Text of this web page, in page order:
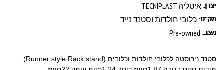
יצרן: TECNIPLAST איטליה
מק"ט: כלובי חולדות וסטנד נייד
מצב: Pre-owned
סטנד נירוסטה לכלובי חולדות וכלובים (Runner style Rack stand)